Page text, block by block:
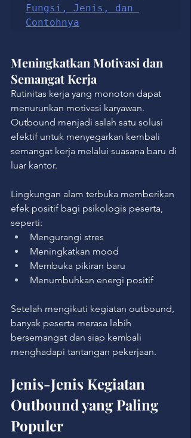
Fungsi, Jenis, dan
Contohnya
Meningkatkan Motivasi dan
Semangat Kerja
Rutinitas kerja yang monoton dapat
menurunkan motivasi karyawan.
Outbound menjadi salah satu solusi
efektif untuk menyegarkan kembali
semangat kerja melalui suasana baru di
luar kantor.
Lingkungan alam terbuka memberikan
efek positif bagi psikologis peserta,
seperti:
Mengurangi stres
Meningkatkan mood
Membuka pikiran baru
Menumbuhkan energi positif
Setelah mengikuti kegiatan outbound,
banyak peserta merasa lebih
bersemangat dan siap kembali
menghadapi tantangan pekerjaan.
Jenis-Jenis Kegiatan
Outbound yang Paling
Populer